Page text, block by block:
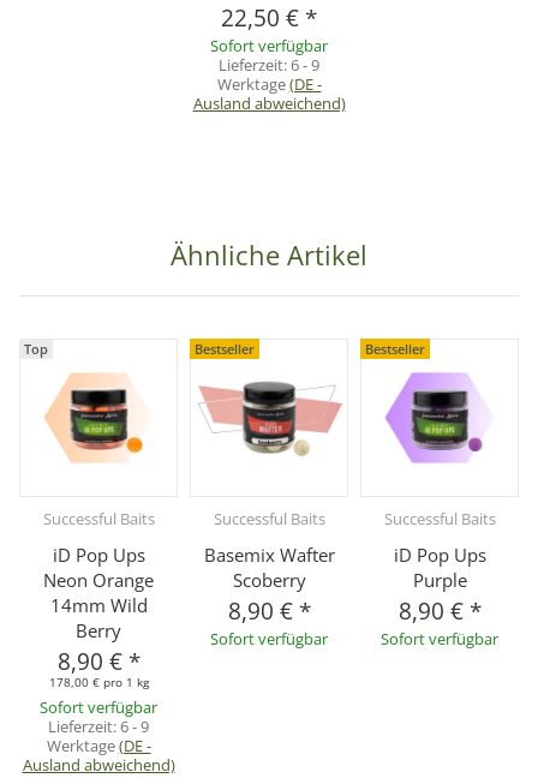
22,50 € *
Sofort verfügbar
Lieferzeit:6 - 9
Werktage(DE -
Ausland abweichend)
Ähnliche Artikel
Top
Successful Baits
iD Pop Ups
Neon Orange
14mm Wild
Berry
8,90 € *
178,00 € pro 1 kg
Sofort verfügbar
Lieferzeit:6 - 9
Werktage(DE -
Ausland abweichend)
Bestseller
Successful Baits
Basemix Wafter
Scoberry
8,90 € *
Sofort verfügbar
Bestseller
Successful Baits
iD Pop Ups
Purple
8,90 € *
Sofort verfügbar